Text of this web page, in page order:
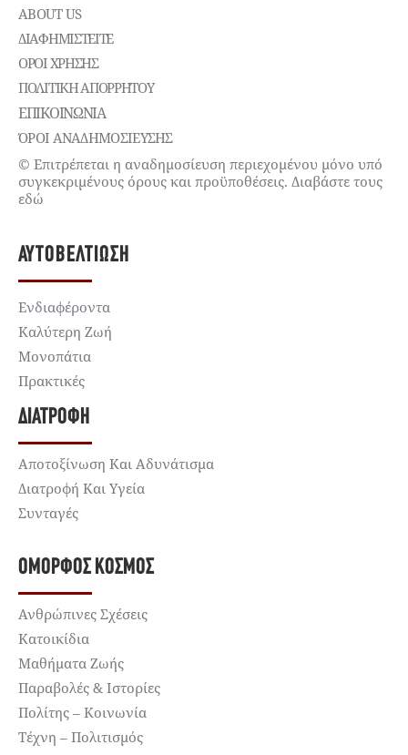
ABOUT US
ΔΙΑΦΗΜΙΣΤΕΊΤΕ
ΌΡΟΙ ΧΡΉΣΗΣ
ΠΟΛΙΤΙΚΉ ΑΠΟΡΡΉΤΟΥ
ΕΠΙΚΟΙΝΩΝΊΑ
ΌΡΟΙ ΑΝΑΔΗΜΟΣΙΕΥΣΗΣ
© Επιτρέπεται η αναδημοσίευση περιεχομένου μόνο υπό
συγκεκριμένους όρους και προϋποθέσεις. Διαβάστε τους
εδώ
ΑΥΤΟΒΕΛΤΊΩΣΗ
Ενδιαφέροντα
Καλύτερη Ζωή
Μονοπάτια
Πρακτικές
ΔΙΑΤΡΟΦΉ
Αποτοξίνωση Και Αδυνάτισμα
Διατροφή Και Υγεία
Συνταγές
ΌΜΟΡΦΟΣ ΚΌΣΜΟΣ
Ανθρώπινες Σχέσεις
Κατοικίδια
Μαθήματα Ζωής
Παραβολές & Ιστορίες
Πολίτης – Κοινωνία
Τέχνη – Πολιτισμός